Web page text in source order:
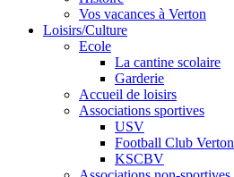
Vos vacances à Verton
Loisirs/Culture
Ecole
La cantine scolaire
Garderie
Accueil de loisirs
Associations sportives
USV
Football Club Verton
KSCBV